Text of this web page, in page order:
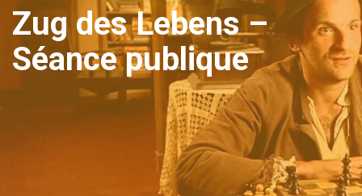
Zug des Lebens –
Séance publique